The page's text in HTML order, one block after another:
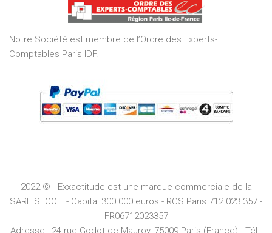
of
5
Notre Société est membre de l’Ordre des Experts-
Comptables Paris IDF.
2022 © - Exxactitude est une marque commerciale de la
SARL SECOFI - Capital 300 000 euros - RCS Paris 712 023 357 -
FR06712023357
Adresse : 24 rue Godot de Mauroy, 75009 Paris (France) - Tél :